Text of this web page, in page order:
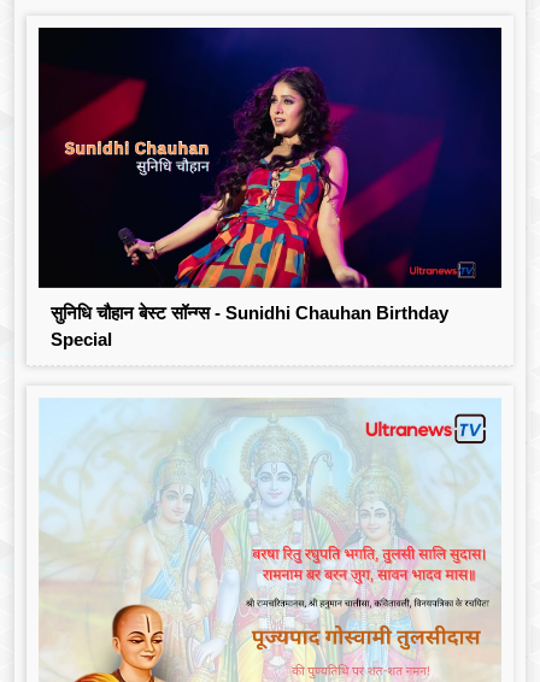
सुनिधि चौहान बेस्ट सॉन्ग्स - Sunidhi Chauhan Birthday
Special